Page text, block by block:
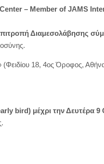
– Member of JAMS
Διαμεσολάβησης
18, 4ος Όροφος,
bird) μέχρι την Δευτέρα